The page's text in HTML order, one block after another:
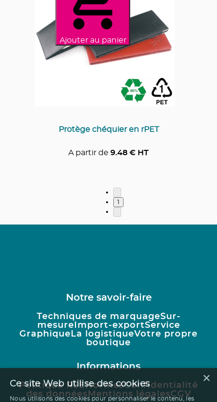
Ajouter au panier
Protège chéquier en rPET
A partir de 9.48 € HT
1
Notre savoir-faire
Techniques de marquageSur-
mesure Import-exportService
Graphique La logistiqueVotre propre
boutique
Informations
Politique RSENormesConfidentialité
des données Mentions légalesCGV
×
Ce site Web utilise des cookies
Nous utilisons des cookies pour personnaliser le contenu, les